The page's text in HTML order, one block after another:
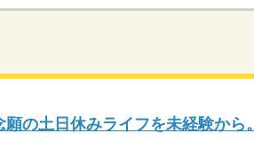
の土日休みライフを未経験から。